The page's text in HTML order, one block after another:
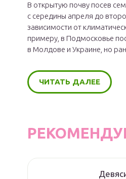
В открытую почву посев
с середины апреля до
зависимости от
примеру, в Подмосковье
в Молдове и Украине, но
ЧИТАТЬ ДАЛЕЕ